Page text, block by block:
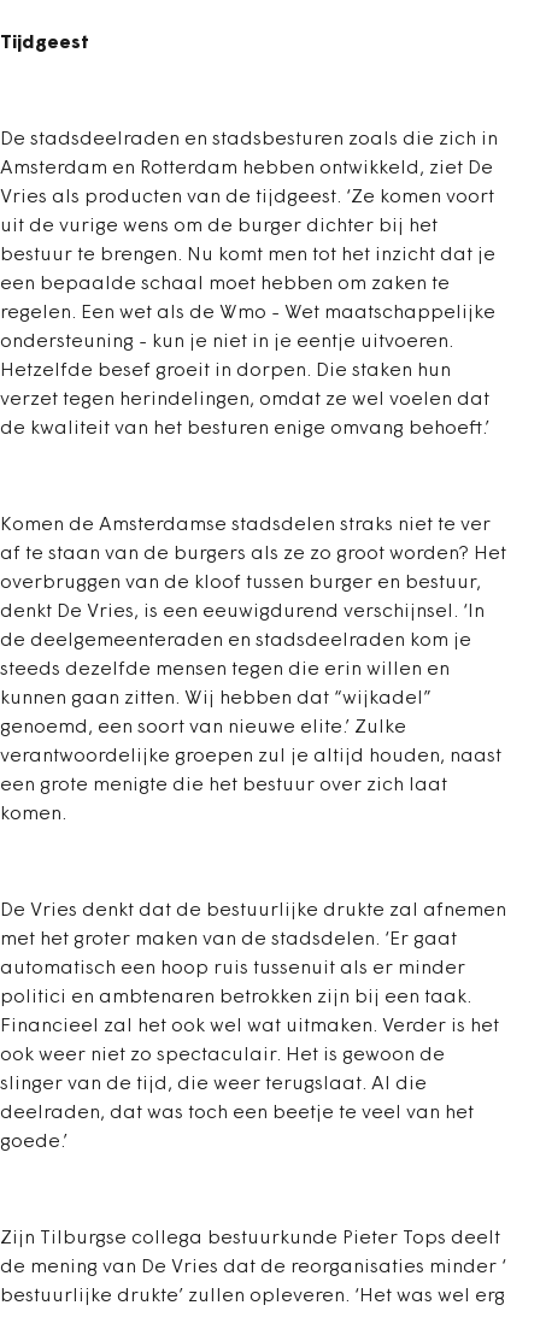
Tijdgeest
De stadsdeelraden en stadsbesturen zoals die zich in
Amsterdam en Rotterdam hebben ontwikkeld, ziet De
Vries als producten van de tijdgeest. ‘Ze komen voort
uit de vurige wens om de burger dichter bij het
bestuur te brengen. Nu komt men tot het inzicht dat je
een bepaalde schaal moet hebben om zaken te
regelen. Een wet als de Wmo - Wet maatschappelijke
ondersteuning - kun je niet in je eentje uitvoeren.
Hetzelfde besef groeit in dorpen. Die staken hun
verzet tegen herindelingen, omdat ze wel voelen dat
de kwaliteit van het besturen enige omvang behoeft.’
Komen de Amsterdamse stadsdelen straks niet te ver
af te staan van de burgers als ze zo groot worden? Het
overbruggen van de kloof tussen burger en bestuur,
denkt De Vries, is een eeuwigdurend verschijnsel. ‘In
de deelgemeenteraden en stadsdeelraden kom je
steeds dezelfde mensen tegen die erin willen en
kunnen gaan zitten. Wij hebben dat “wijkadel”
genoemd, een soort van nieuwe elite.’ Zulke
verantwoordelijke groepen zul je altijd houden, naast
een grote menigte die het bestuur over zich laat
komen.
De Vries denkt dat de bestuurlijke drukte zal afnemen
met het groter maken van de stadsdelen. ‘Er gaat
automatisch een hoop ruis tussenuit als er minder
politici en ambtenaren betrokken zijn bij een taak.
Financieel zal het ook wel wat uitmaken. Verder is het
ook weer niet zo spectaculair. Het is gewoon de
slinger van de tijd, die weer terugslaat. Al die
deelraden, dat was toch een beetje te veel van het
goede.’
Zijn Tilburgse collega bestuurkunde Pieter Tops deelt
de mening van De Vries dat de reorganisaties minder ‘
bestuurlijke drukte’ zullen opleveren. ‘Het was wel erg